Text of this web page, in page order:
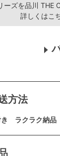
ーズを品川 THE
詳しくはこ
方法
き ラクラク納品